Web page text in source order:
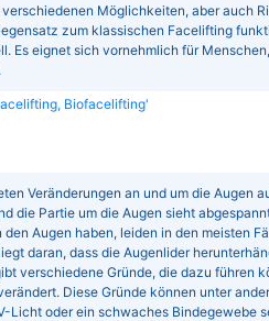
Möglichkeiten, aber auch
zum klassischen Facelifting
Es eignet sich vornehmlich für
Biofacelifting'
Veränderungen an und um die Augen
die Partie um die Augen sieht
den Augen haben, leiden in den meisten
daran, dass die Augenlider
verschiedene Gründe, die dazu führen
Diese Gründe können unter
Licht oder ein schwaches Bindegewebe